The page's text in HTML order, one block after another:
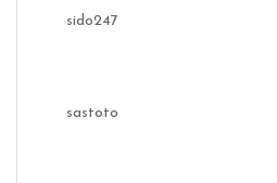
sido247
sastoto